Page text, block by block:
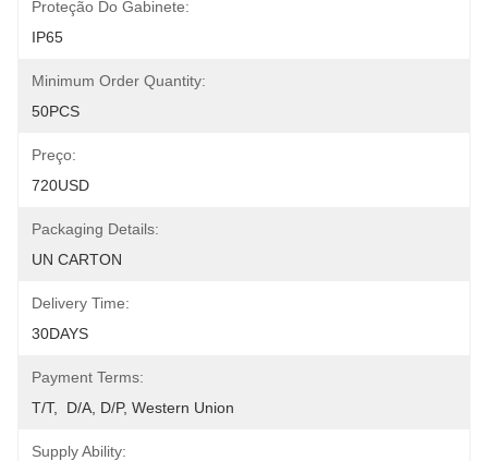
Proteção Do Gabinete:
IP65
Minimum Order Quantity:
50PCS
Preço:
720USD
Packaging Details:
UN CARTON
Delivery Time:
30DAYS
Payment Terms:
T/T,  D/A, D/P, Western Union
Supply Ability: